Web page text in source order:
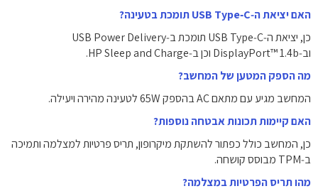
האם יציאת ה‑USB Type‑C תומכת בטעינה?
כן, יציאת ה‑USB Type‑C תומכת ב‑USB Power Delivery
וב‑DisplayPort™ 1.4b וכן ב‑HP Sleep and Charge.
מה הספק המטען של המחשב?
המחשב מגיע עם מתאם AC בהספק ‎65W‎ לטעינה מהירה ויעילה.
האם קיימות תכונות אבטחה נוספות?
כן, המחשב כולל כפתור להשתקת מיקרופון, תריס פרטיות למצלמה ותמיכה
ב‑TPM מבוסס קושחה.
מהו תריס הפרטיות במצלמה?